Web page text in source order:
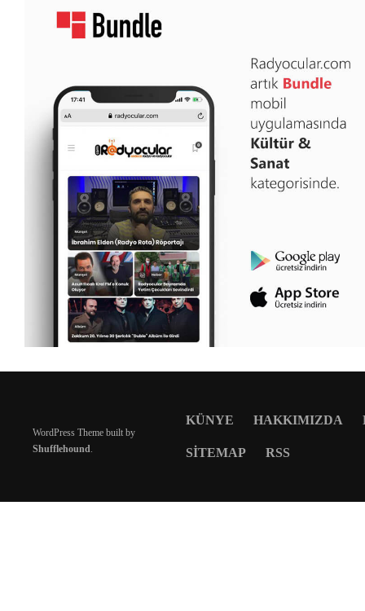
WordPress Theme built by
Shufflehound
KÜNYE HAKKIMIZDA
SITEMAP RSS